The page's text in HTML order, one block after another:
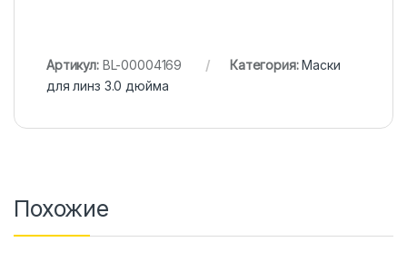
Артикул: BL-00004169 Категория:Маски
для линз 3.0 дюйма
Похожие